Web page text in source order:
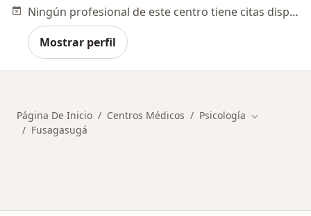
Ningún profesional de este centro tiene citas disponibles
Mostrar perfil
Página De Inicio Centros Médicos Psicología Cambiar de
Fusagasugá